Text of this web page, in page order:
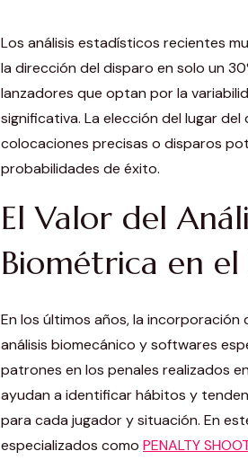
Los análisis estadísticos recientes
la dirección del disparo en solo un
lanzadores que optan por la
significativa. La elección del lugar
colocaciones precisas o disparos
probabilidades de éxito.
El Valor del
Biométrica en
En los últimos años, la
análisis biomecánico y softwares
patrones en los penales realizados
ayudan a identificar hábitos y
para cada jugador y situación. En
especializados como PENALTY